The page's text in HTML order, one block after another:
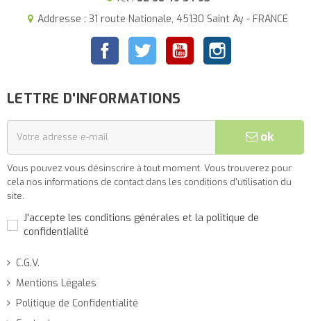
Addresse : 31 route Nationale, 45130 Saint Ay - FRANCE
FacebookTwitter YouTubeInstagram
LETTRE D'INFORMATIONS
ok
Vous pouvez vous désinscrire à tout moment. Vous trouverez pour
cela nos informations de contact dans les conditions d'utilisation du
site.
J'accepte les conditions générales et la politique de
confidentialité
C.G.V.
Mentions Légales
Politique de Confidentialité